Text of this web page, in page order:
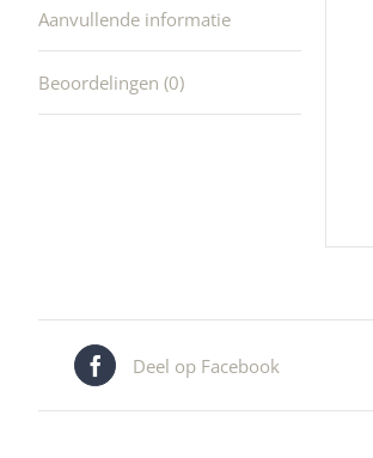
Aanvullende informatie
Beoordelingen (0)
Deel op Facebook